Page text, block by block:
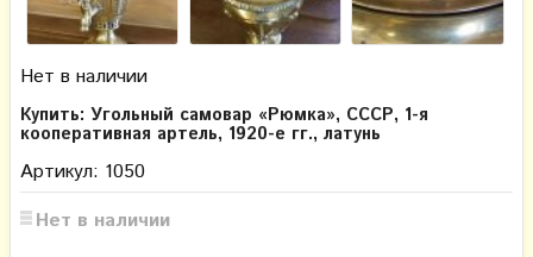
Нет в наличии
Купить: Угольный самовар «Рюмка», СССР, 1-я
кооперативная артель, 1920-е гг., латунь
Артикул: 1050
Нет в наличии